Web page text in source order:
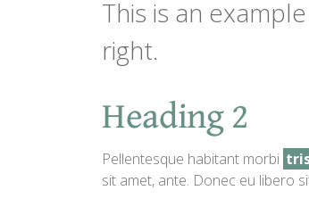
This is an
right.
Heading 2
Pellentesque habitant morbi
sit amet, ante. Donec eu libero